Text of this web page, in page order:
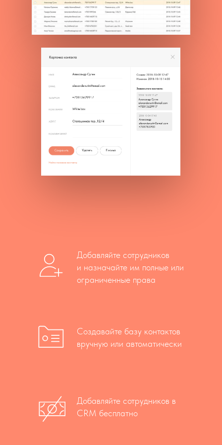
Создавайте базу контактов
вручную или автоматически
Добавляйте сотрудников
и назначайте им полные или
ограниченные права
Добавляйте сотрудников в
CRM бесплатно